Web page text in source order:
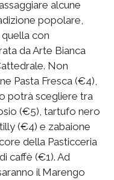
alcune
popolare,
con
da Arte Bianca
Non
Pasta Fresca (€4),
potrà scegliere tra
(€5), tartufo nero
(€4) e zabaione
della Pasticceria
caffè (€1). Ad
il Marengo